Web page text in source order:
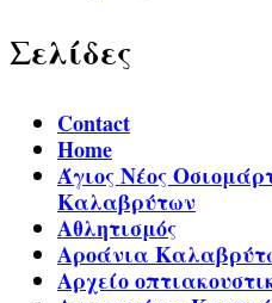
Σελίδες
Contact
Home
Άγιος Νέος
Καλαβρύτων
Αθλητισμός
Αροάνια
Αρχείο